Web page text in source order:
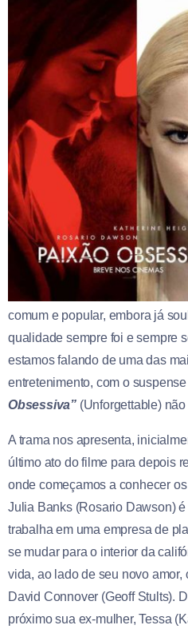
comum e popular, embora já
qualidade sempre foi e sempre
estamos falando de uma das
entretenimento, com o
Obsessiva” (Unforgettable)
A trama nos apresenta,
último ato do filme para depois
onde começamos a conhecer
Julia Banks (Rosario Dawson)
trabalha em uma empresa de
se mudar para o interior da
vida, ao lado de seu novo
David Connover (Geoff Stults).
próximo sua ex-mulher, Tessa